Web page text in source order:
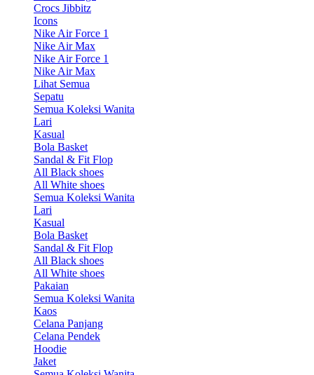
Crocs Jibbitz
Icons
Nike Air Force 1
Nike Air Max
Nike Air Force 1
Nike Air Max
Lihat Semua
Sepatu
Semua Koleksi Wanita
Lari
Kasual
Bola Basket
Sandal & Fit Flop
All Black shoes
All White shoes
Semua Koleksi Wanita
Lari
Kasual
Bola Basket
Sandal & Fit Flop
All Black shoes
All White shoes
Pakaian
Semua Koleksi Wanita
Kaos
Celana Panjang
Celana Pendek
Hoodie
Jaket